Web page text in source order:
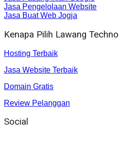
Jasa Pengelolaan Website
Jasa Buat Web Jogja
Kenapa Pilih Lawang Techno
Hosting Terbaik
Jasa Website Terbaik
Domain Gratis
Review Pelanggan
Social